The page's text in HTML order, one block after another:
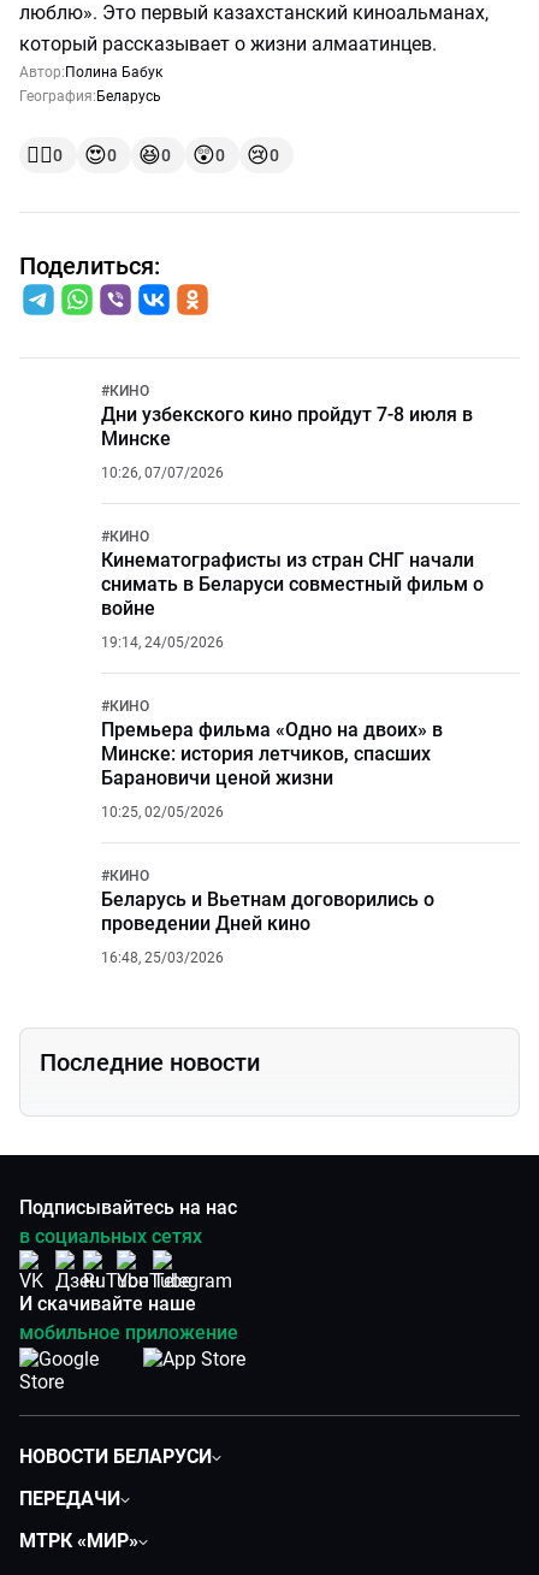
люблю». Это первый казахстанский киноальманах,
который рассказывает о жизни алмаатинцев.
Автор: Полина Бабук
География: Беларусь
👍🏻0 😍0 😆0 😲0 😢0
Поделиться:
#КИНО
Дни узбекского кино пройдут 7-8 июля в
Минске
10:26, 07/07/2026
#КИНО
Кинематографисты из стран СНГ начали
снимать в Беларуси совместный фильм о
войне
19:14, 24/05/2026
#КИНО
Премьера фильма «Одно на двоих» в
Минске: история летчиков, спасших
Барановичи ценой жизни
10:25, 02/05/2026
#КИНО
Беларусь и Вьетнам договорились о
проведении Дней кино
16:48, 25/03/2026
Последние новости
Подписывайтесь на нас
в социальных сетях
И скачивайте наше
мобильное приложение
НОВОСТИ БЕЛАРУСИ
Экономика
ПЕРЕДАЧИ
МТРК «МИР»